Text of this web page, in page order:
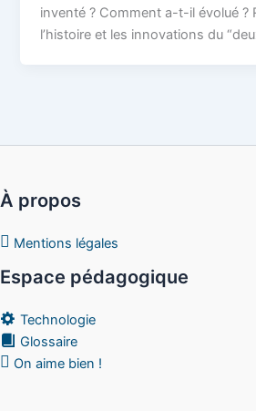
inventé ? Comment a-t-il évolué ?
l’histoire et les innovations du
À propos
Mentions légales
Espace pédagogique
Technologie
Glossaire
On aime bien !